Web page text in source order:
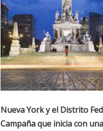
Nueva York y el Distrito
Campaña que inicia con